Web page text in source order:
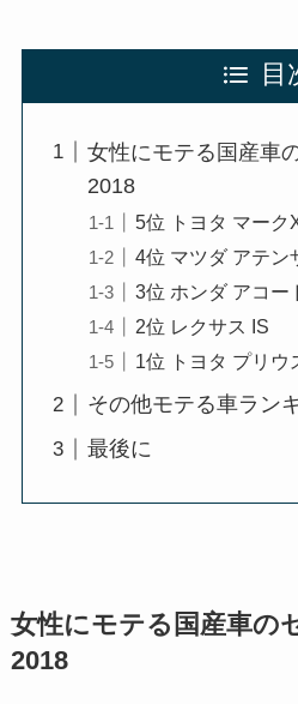
目
女性にモテる国産車
2018
5位 トヨタ マーク
4位 マツダ アテン
3位 ホンダ アコー
2位 レクサス IS
1位 トヨタ プリウ
その他モテる車ラン
最後に
女性にモテる国産車の
2018